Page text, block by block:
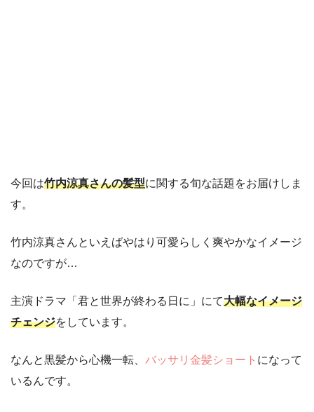
今回は竹内涼真さんの髪型に関する旬な話題をお届けしま
す。
竹内涼真さんといえばやはり可愛らしく爽やかなイメージ
なのですが…
主演ドラマ「君と世界が終わる日に」にて大幅なイメージ
チェンジをしています。
なんと黒髪から心機一転、 バッサリ金髪ショート になって
いるんです。